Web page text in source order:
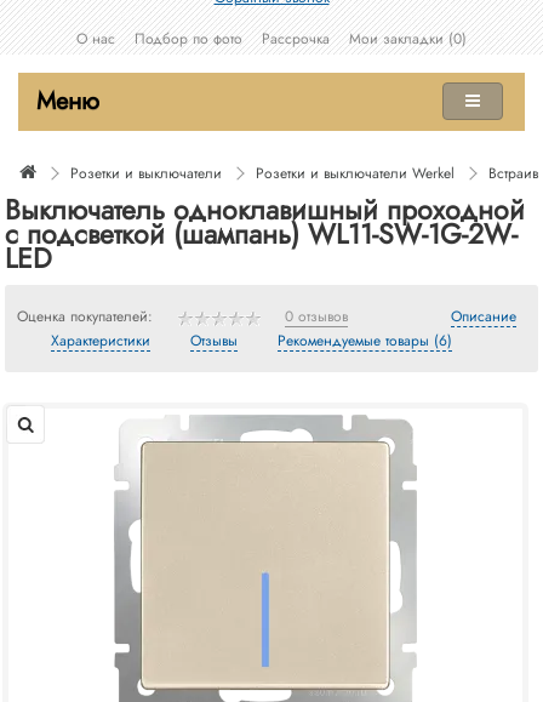
О нас
Подбор по фото Рассрочка Мои закладки (0)
Меню
Розетки и выключатели Розетки и выключатели Werkel
Выключатель одноклавишный проходной
с подсветкой (шампань) WL11-SW-1G-2W-
LED
Оценка покупателей: 0 отзывов
Описание
Характеристики
Отзывы Рекомендуемые товары (6)